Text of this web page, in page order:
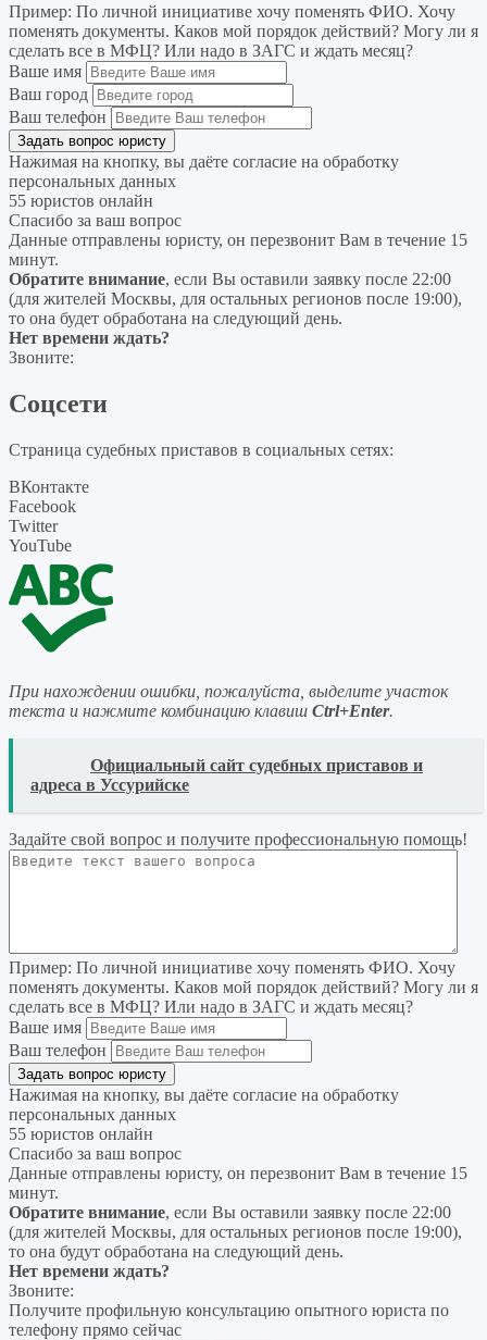
Пример: По личной инициативе хочу поменять ФИО. Хочу
поменять документы. Каков мой порядок действий? Могу ли я
сделать все в МФЦ? Или надо в ЗАГС и ждать месяц?
Ваше имя
Ваш город
Ваш телефон
Нажимая на кнопку, вы даёте согласие на обработку
персональных данных
55 юристов онлайн
Спасибо за ваш вопрос
Данные отправлены юристу, он перезвонит Вам в течение 15
минут.
Обратите внимание, если Вы оставили заявку после 22:00
(для жителей Москвы, для остальных регионов после 19:00),
то она будет обработана на следующий день.
Нет времени ждать?
Звоните:
Соцсети
Страница судебных приставов в социальных сетях:
ВКонтакте
Facebook
Twitter
YouTube
При нахождении ошибки, пожалуйста, выделите участок
текста и нажмите комбинацию клавиш Ctrl+Enter.
Официальный сайт судебных приставов и
адреса в Уссурийске
Задайте свой вопрос и получите профессиональную помощь!
Пример: По личной инициативе хочу поменять ФИО. Хочу
поменять документы. Каков мой порядок действий? Могу ли я
сделать все в МФЦ? Или надо в ЗАГС и ждать месяц?
Ваше имя
Ваш телефон
Нажимая на кнопку, вы даёте согласие на обработку
персональных данных
55 юристов онлайн
Спасибо за ваш вопрос
Данные отправлены юристу, он перезвонит Вам в течение 15
минут.
Обратите внимание, если Вы оставили заявку после 22:00
(для жителей Москвы, для остальных регионов после 19:00),
то она будут обработана на следующий день.
Нет времени ждать?
Звоните:
Получите профильную консультацию опытного юриста по
телефону прямо сейчас